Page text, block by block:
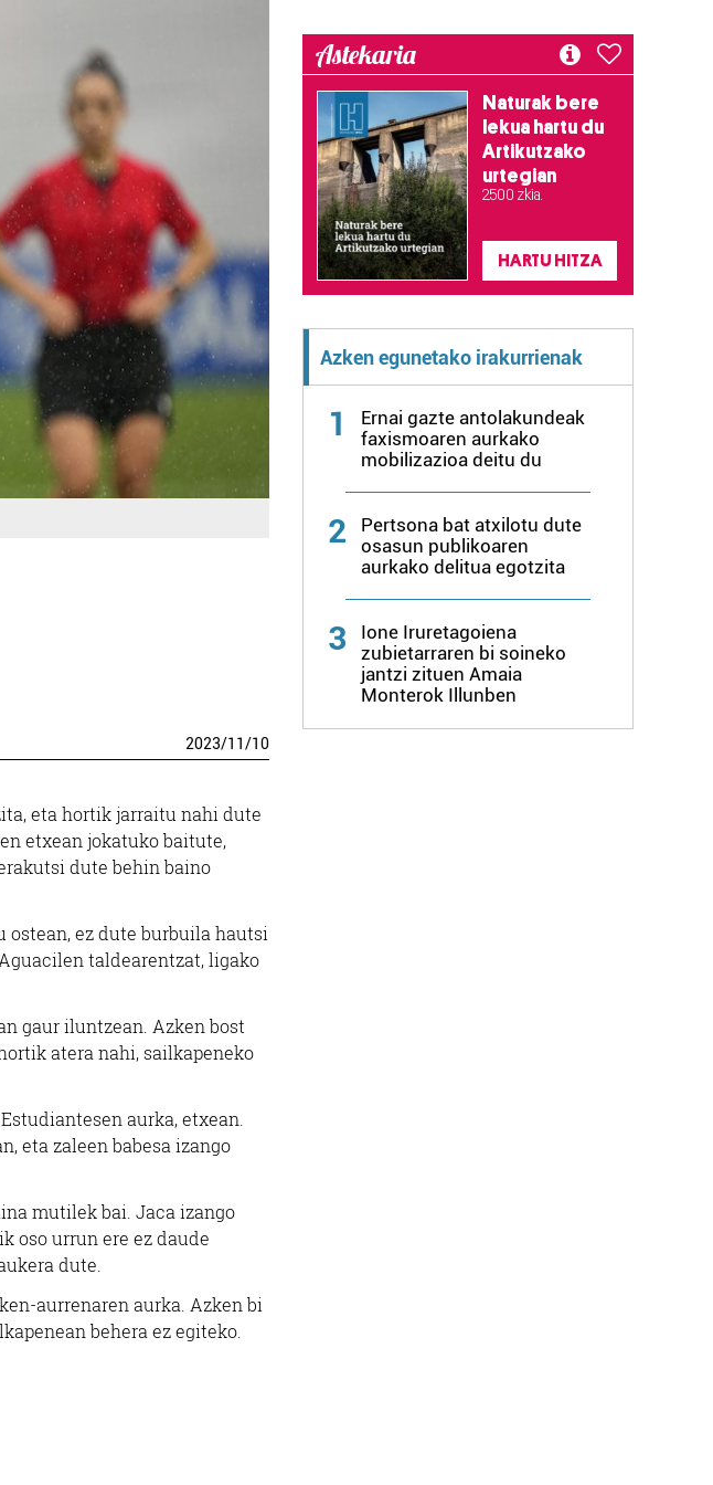
2023/11/10
eta hortik jarraitu nahi dute
etxean jokatuko baitute,
dute behin baino
ez dute burbuila hautsi
taldearentzat, ligako
gaur iluntzean. Azken bost
atera nahi, sailkapeneko
aurka, etxean.
eta zaleen babesa izango
mutilek bai. Jaca izango
oso urrun ere ez daude
dute.
aurrenaren aurka. Azken bi
behera ez egiteko.
Astekaria
Naturak bere
lekua hartu du
Artikutzako
urtegian
2.500 zkia.
HARTU HITZA
Azken egunetako irakurrienak
1
Ernai gazte antolakundeak
faxismoaren aurkako
mobilizazioa deitu du
2
Pertsona bat atxilotu dute
osasun publikoaren
aurkako delitua egotzita
3
Ione Iruretagoiena
zubietarraren bi soineko
jantzi zituen Amaia
Monterok Illunben